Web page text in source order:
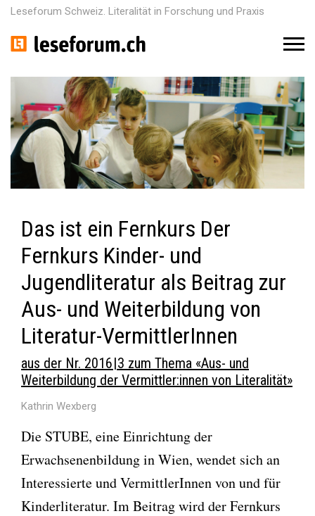
Leseforum Schweiz. Literalität in Forschung und Praxis
M
u
Das ist ein Fernkurs Der
Fernkurs Kinder- und
Jugendliteratur als Beitrag zur
Aus- und Weiterbildung von
Literatur-VermittlerInnen
aus der Nr. 2016 | 3 zum Thema «Aus- und
Weiterbildung der Vermittler:innen von Literalität»
Kathrin Wexberg
Die STUBE, eine Einrichtung der
Erwachsenenbildung in Wien, wendet sich an
Interessierte und VermittlerInnen von und für
Kinderliteratur. Im Beitrag wird der Fernkurs